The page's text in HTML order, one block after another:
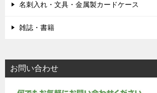
名刺入れ・文具・金属製カードケース
雑誌・書籍
お問い合わせ